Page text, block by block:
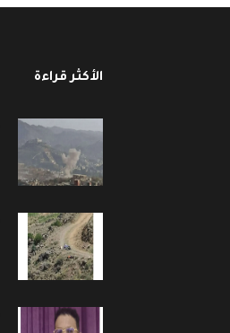
الأكثر قراءة